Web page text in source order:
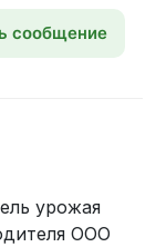
сообщение
урожая
ООО